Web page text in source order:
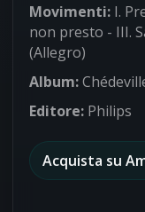
Movimenti: I.
non presto - III.
(Allegro)
Album:
Editore: Philips
Acquista su